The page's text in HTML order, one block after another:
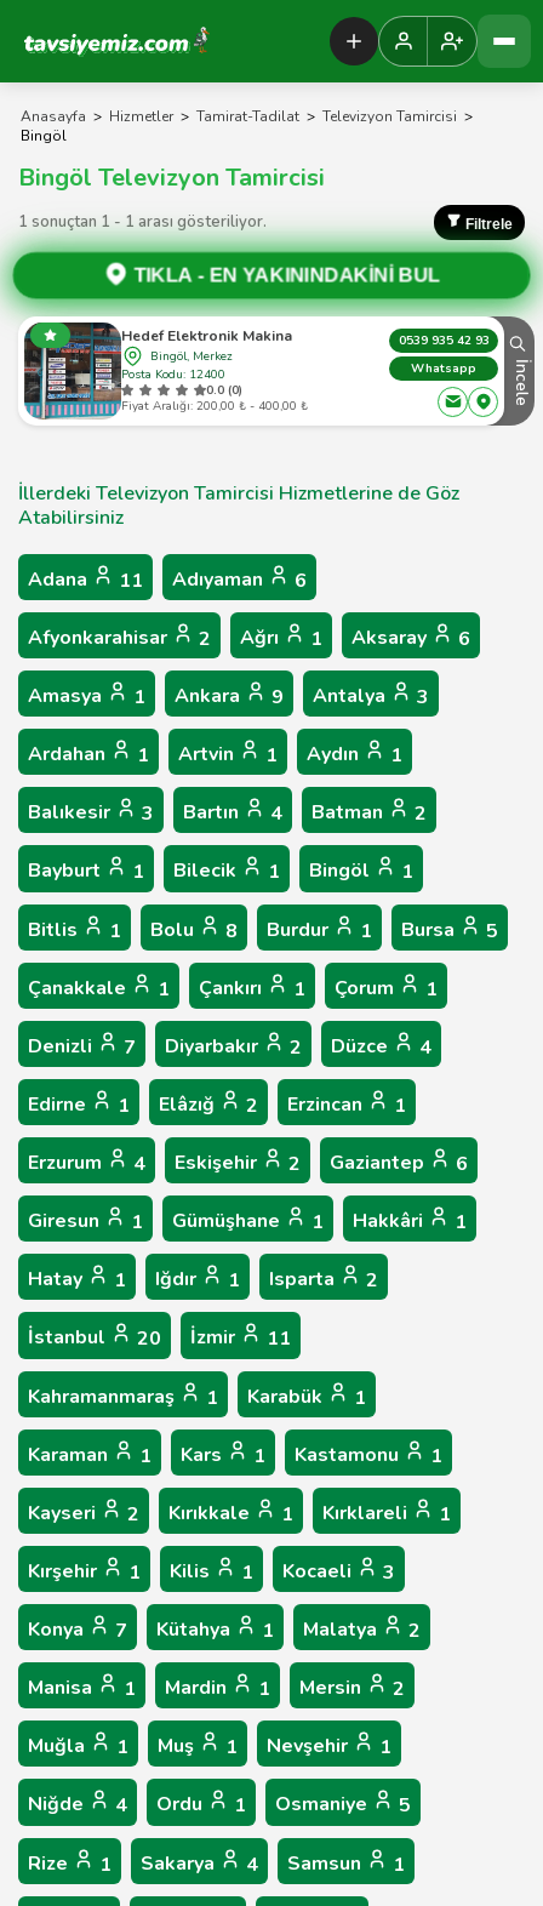
Tavsiyemiz Anasayfa
Anasayfa > Hizmetler > Tamirat-Tadilat > Televizyon Tamircisi >
Bingöl
Bingöl Televizyon Tamircisi
1 sonuçtan 1 - 1 arası gösteriliyor. Filtrele
TIKLA - EN YAKININDAKİNİ BUL
Hedef Elektronik Makina
Bingöl, Merkez
Posta Kodu: 12400
0.0 (0)
Fiyat Aralığı: 200,00 ₺ - 400,00 ₺
0539 935 42 93
Whatsapp
İncele
İllerdeki Televizyon Tamircisi Hizmetlerine de Göz
Atabilirsiniz
Adana 11 Adıyaman 6
Afyonkarahisar 2 Ağrı 1 Aksaray 6
Amasya 1 Ankara 9 Antalya 3
Ardahan 1 Artvin 1 Aydın 1
Balıkesir 3 Bartın 4 Batman 2
Bayburt 1 Bilecik 1 Bingöl 1
Bitlis 1 Bolu 8 Burdur 1 Bursa 5
Çanakkale 1 Çankırı 1 Çorum 1
Denizli 7 Diyarbakır 2 Düzce 4
Edirne 1 Elâzığ 2 Erzincan 1
Erzurum 4 Eskişehir 2 Gaziantep 6
Giresun 1 Gümüşhane 1 Hakkâri 1
Hatay 1 Iğdır 1 Isparta 2
İstanbul 20 İzmir 11
Kahramanmaraş 1 Karabük 1
Karaman 1 Kars 1 Kastamonu 1
Kayseri 2 Kırıkkale 1 Kırklareli 1
Kırşehir 1 Kilis 1 Kocaeli 3
Konya 7 Kütahya 1 Malatya 2
Manisa 1 Mardin 1 Mersin 2
Muğla 1 Muş 1 Nevşehir 1
Niğde 4 Ordu 1 Osmaniye 5
Rize 1 Sakarya 4 Samsun 1